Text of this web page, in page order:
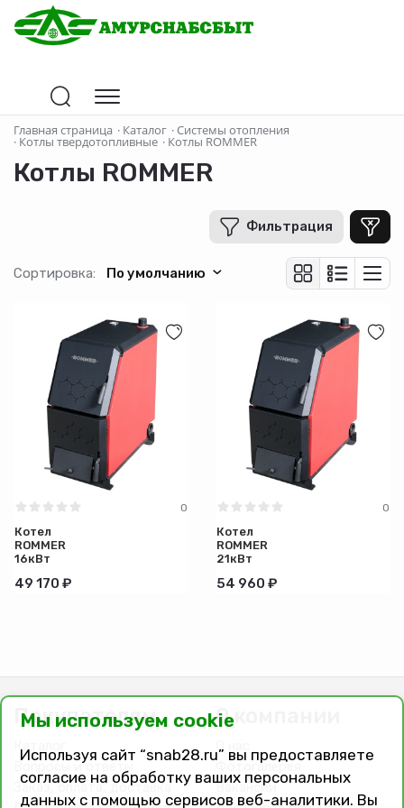
Главная страница · Каталог ·Системы отопления
· Котлы твердотопливные · Котлы ROMMER
Котлы ROMMER
Фильтрация
В рублях
Материал
Глубина (см)
Вес (кг)
Сортировка: По умолчанию
0
Котел
ROMMER
16кВт
49 170 ₽
0
Котел
ROMMER
21кВт
54 960 ₽
Покупателям
Каталог
Вопросы и ответы
Заказ, оплата, доставка
О компании
О нас
Фотогалерея
Вакансии
Мы используем cookie
Используя сайт “snab28.ru” вы предоставляете
согласие на обработку ваших персональных
данных с помощью сервисов веб-аналитики. Вы